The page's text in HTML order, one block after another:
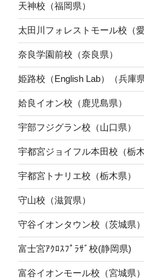
天神校（福岡県）
太田川フォレストモール校（愛
奈良学園前校（奈良県）
姫路校（English Lab）（兵庫県
姶良イオン校（鹿児島県）
宇部フジグラン校（山口県）
宇都宮ジョイフル本田校（栃木
宇都宮トナリエ校（栃木県）
守山校（滋賀県）
守谷イオンタウン校（茨城県）
富士宮ｱｸﾛｽﾌﾟﾗｻﾞ校(静岡県)
富谷イオンモール校（宮城県）